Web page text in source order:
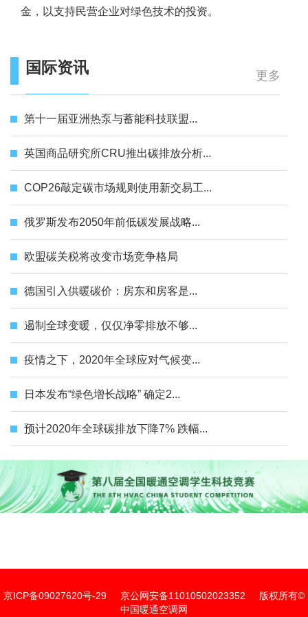
金，以支持民营企业对绿色技术的投资。
国际资讯 更多
第十一届亚洲热泵与蓄能科技联盟...
英国商品研究所CRU推出碳排放分析...
COP26敲定碳市场规则使用新交易工...
俄罗斯发布2050年前低碳发展战略...
欧盟碳关税将改变市场竞争格局
德国引入供暖碳价：房东和房客是...
遏制全球变暖，仅仅净零排放不够...
疫情之下，2020年全球应对气候变...
日本发布“绿色增长战略” 确定2...
预计2020年全球碳排放下降7% 跌幅...
京ICP备09027620号-29 京公网安备11010502023352 版权所有©
中国暖通空调网